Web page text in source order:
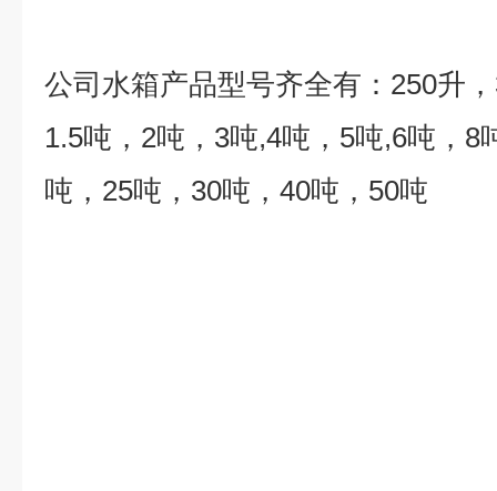
公司水箱产品型号齐全有： 250升，
1.5吨， 2吨， 3吨,4吨， 5吨,6吨， 8
吨， 25吨， 30吨， 40吨， 50吨